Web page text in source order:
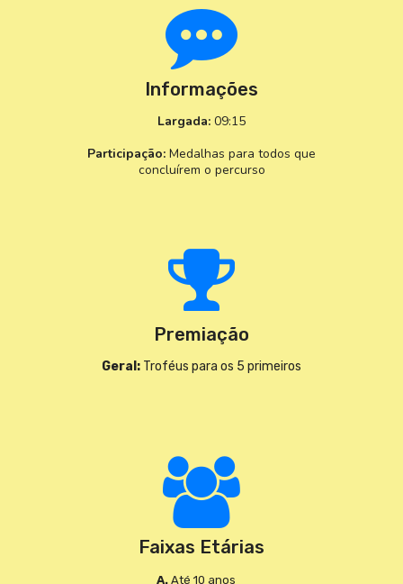
Informações
Largada: 09:15
Participação: Medalhas para todos que
concluírem o percurso
Premiação
Geral: Troféus para os 5 primeiros
Faixas Etárias
A. Até 10 anos